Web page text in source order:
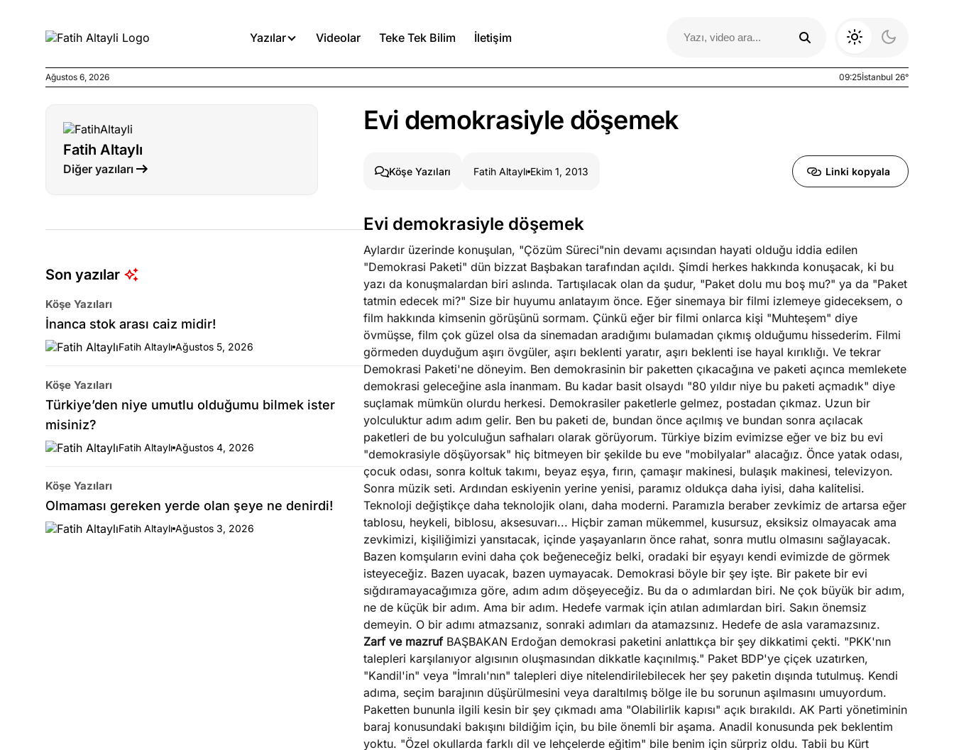
Yazılar Videolar Teke Tek Bilim İletişim
Ağustos 5, 2026
Türkiye’den niye umutlu olduğumu bilmek
Köşe Yazıları Ağustos 3, 2026
Olmaması gereken yerde olan şeye ne
Köşe Yazıları Spor Yazıları Otomobil Yazıları
Ağustos 6, 2026 09:25İstanbul 26°
Fatih Altaylı
Diğer yazıları
Son yazılar
Köşe Yazıları
İnanca stok arası caiz midir!
Fatih Altaylı Ağustos 5, 2026
Köşe Yazıları
Türkiye’den niye umutlu olduğumu bilmek ister
misiniz?
Fatih Altaylı Ağustos 4, 2026
Köşe Yazıları
Olmaması gereken yerde olan şeye ne denirdi!
Fatih Altaylı Ağustos 3, 2026
Evi demokrasiyle döşemek
Köşe Yazıları Fatih Altaylı Ekim 1, 2013 Linki kopyala
Evi demokrasiyle döşemek
Aylardır üzerinde konuşulan, "Çözüm Süreci"nin devamı açısından hayati olduğu iddia edilen
"Demokrasi Paketi" dün bizzat Başbakan tarafından açıldı. Şimdi herkes hakkında konuşacak, ki bu
yazı da konuşmalardan biri aslında. Tartışılacak olan da şudur, "Paket dolu mu boş mu?" ya da "Paket
tatmin edecek mi?" Size bir huyumu anlatayım önce. Eğer sinemaya bir filmi izlemeye gideceksem, o
film hakkında kimsenin görüşünü sormam. Çünkü eğer bir filmi onlarca kişi "Muhteşem" diye
övmüşse, film çok güzel olsa da sinemadan aradığımı bulamadan çıkmış olduğumu hissederim. Filmi
görmeden duyduğum aşırı övgüler, aşırı beklenti yaratır, aşırı beklenti ise hayal kırıklığı. Ve tekrar
Demokrasi Paketi'ne döneyim. Ben demokrasinin bir paketten çıkacağına ve paketi açınca memlekete
demokrasi geleceğine asla inanmam. Bu kadar basit olsaydı "80 yıldır niye bu paketi açmadık" diye
suçlamak mümkün olurdu herkesi. Demokrasiler paketlerle gelmez, postadan çıkmaz. Uzun bir
yolculuktur adım adım gelir. Ben bu paketi de, bundan önce açılmış ve bundan sonra açılacak
paketleri de bu yolculuğun safhaları olarak görüyorum. Türkiye bizim evimizse eğer ve biz bu evi
"demokrasiyle döşüyorsak" hiç bitmeyen bir şekilde bu eve "mobilyalar" alacağız. Önce yatak odası,
çocuk odası, sonra koltuk takımı, beyaz eşya, fırın, çamaşır makinesi, bulaşık makinesi, televizyon.
Sonra müzik seti. Ardından eskiyenin yerine yenisi, paramız oldukça daha iyisi, daha kalitelisi.
Teknoloji değiştikçe daha teknolojik olanı, daha moderni. Paramızla beraber zevkimiz de artarsa eğer
tablosu, heykeli, biblosu, aksesuvarı... Hiçbir zaman mükemmel, kusursuz, eksiksiz olmayacak ama
zevkimizi, kişiliğimizi yansıtacak, içinde yaşayanların önce rahat, sonra mutlu olmasını sağlayacak.
Bazen komşuların evini daha çok beğeneceğiz belki, oradaki bir eşyayı kendi evimizde de görmek
isteyeceğiz. Bazen uyacak, bazen uymayacak. Demokrasi böyle bir şey işte. Bir pakete bir evi
sığdıramayacağımıza göre, adım adım döşeyeceğiz. Bu da o adımlardan biri. Ne çok büyük bir adım,
ne de küçük bir adım. Ama bir adım. Hedefe varmak için atılan adımlardan biri. Sakın önemsiz
demeyin. O bir adımı atmazsanız, sonraki adımları da atamazsınız. Hedefe de asla varamazsınız.
Zarf ve mazrufBAŞBAKAN Erdoğan demokrasi paketini anlattıkça bir şey dikkatimi çekti. "PKK'nın
talepleri karşılanıyor algısının oluşmasından dikkatle kaçınılmış." Paket BDP'ye çiçek uzatırken,
"Kandil'in" veya "İmralı'nın" talepleri diye nitelendirilebilecek her şey paketin dışında tutulmuş. Kendi
adıma, seçim barajının düşürülmesini veya daraltılmış bölge ile bu sorunun aşılmasını umuyordum.
Paketten bununla ilgili kesin bir şey çıkmadı ama "Olabilirlik kapısı" açık bırakıldı. AK Parti yönetiminin
baraj konusundaki bakışını bildiğim için, bu bile önemli bir aşama. Anadil konusunda pek beklentim
yoktu. "Özel okullarda farklı dil ve lehçelerde eğitim" bile benim için sürpriz oldu. Tabii bu Kürt